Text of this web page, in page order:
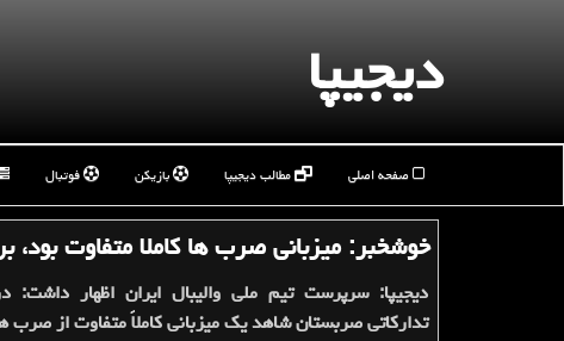
دیجیپا
صفحه اصلی مطالب دیجیپا بازیکن فوتبال
خوشخبر: میزبانی صرب ها كاملا متفاوت
دیجیپا: سرپرست تیم ملی والیبال ایران اظهار داشت:
تداركاتی صربستان شاهد یك میزبانی كاملاً متفاوت از صرب